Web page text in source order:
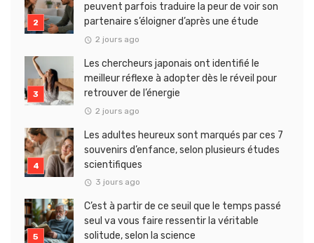
peuvent parfois traduire la peur de voir son
partenaire s’éloigner d’après une étude
2 jours ago
Les chercheurs japonais ont identifié le
meilleur réflexe à adopter dès le réveil pour
retrouver de l’énergie
2 jours ago
Les adultes heureux sont marqués par ces 7
souvenirs d’enfance, selon plusieurs études
scientifiques
3 jours ago
C’est à partir de ce seuil que le temps passé
seul va vous faire ressentir la véritable
solitude, selon la science